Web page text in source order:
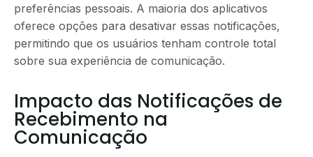
preferências pessoais. A maioria dos aplicativos
oferece opções para desativar essas notificações,
permitindo que os usuários tenham controle total
sobre sua experiência de comunicação.
Impacto das Notificações de
Recebimento na
Comunicação